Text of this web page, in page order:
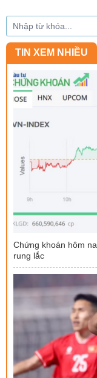
TIN XEM NHIỀU
Chứng khoán hôm
rung lắc